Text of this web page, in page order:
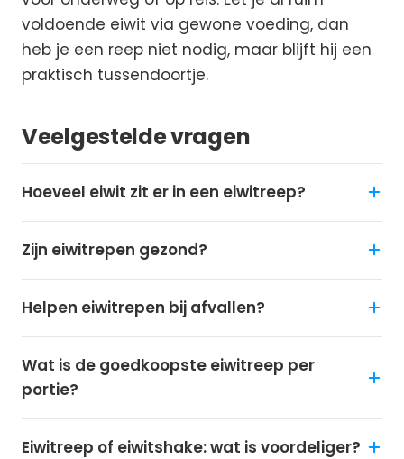
voldoende eiwit via gewone voeding, dan
heb je een reep niet nodig, maar blijft hij een
praktisch tussendoortje.
Veelgestelde vragen
Hoeveel eiwit zit er in een eiwitreep?
Zijn eiwitrepen gezond?
Helpen eiwitrepen bij afvallen?
Wat is de goedkoopste eiwitreep per
portie?
Eiwitreep of eiwitshake: wat is voordeliger?